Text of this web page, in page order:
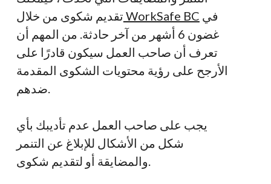
تقديم شكوى من خلال WorkSafe BC
غضون 6 أشهر من آخر حادثة. من المهم أن
تعرف أن صاحب العمل سيكون قادرًا على
الأرجح على رؤية محتويات الشكوى المقدمة
ضدهم.
يجب على صاحب العمل عدم تأديبك بأي
شكل من الأشكال للإبلاغ عن التنمر
والمضايقة أو لتقديم شكوى.